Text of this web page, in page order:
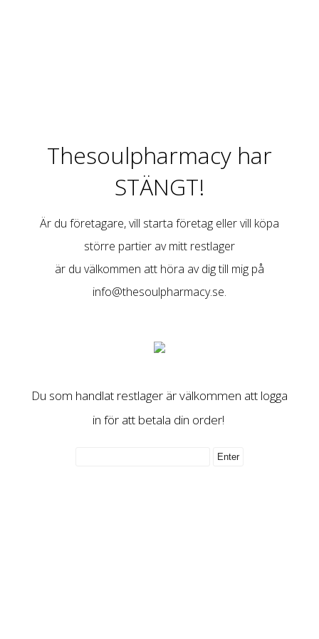
Thesoulpharmacy har
STÄNGT!
Är du företagare, vill starta företag eller vill köpa
större partier av mitt restlager
är du välkommen att höra av dig till mig på
info@thesoulpharmacy.se.
Du som handlat restlager är välkommen att logga
in för att betala din order!